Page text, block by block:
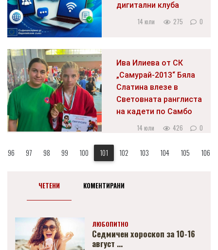
дигитални клуба
14 юли 275 0
Ива Илиева от СК
„Самурай-2013“ Бяла
Слатина влезе в
Световната ранглиста
на кадети по Самбо
14 юли 426 0
96 97 98 99 100 101 102 103 104 105 106
ЧЕТЕНИ КОМЕНТИРАНИ
ЛЮБОПИТНО
Седмичен хороскоп за 10-16
август ...